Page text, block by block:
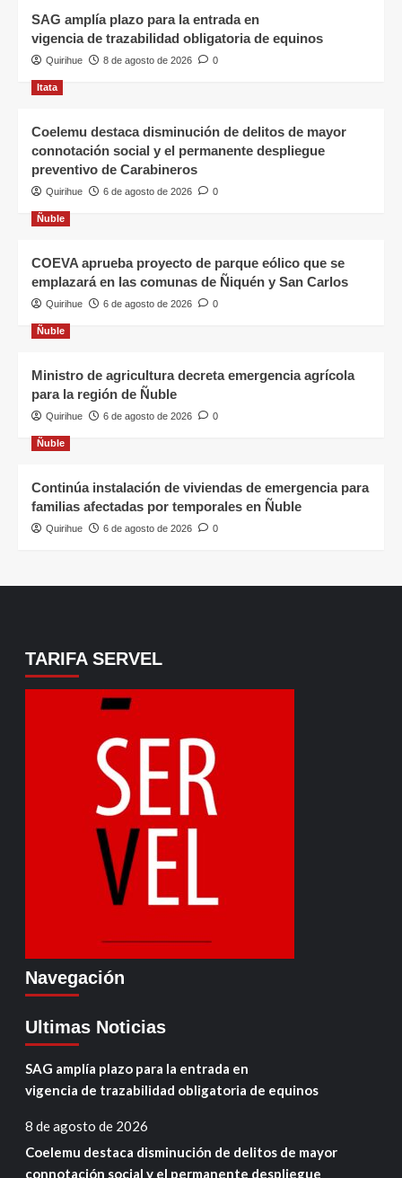
SAG amplía plazo para la entrada en
vigencia de trazabilidad obligatoria de equinos
Quirihue 8 de agosto de 2026 0
Itata
Coelemu destaca disminución de delitos de mayor
connotación social y el permanente despliegue
preventivo de Carabineros
Quirihue 6 de agosto de 2026 0
Ñuble
COEVA aprueba proyecto de parque eólico que se
emplazará en las comunas de Ñiquén y San Carlos
Quirihue 6 de agosto de 2026 0
Ñuble
Ministro de agricultura decreta emergencia agrícola
para la región de Ñuble
Quirihue 6 de agosto de 2026 0
Ñuble
Continúa instalación de viviendas de emergencia para
familias afectadas por temporales en Ñuble
Quirihue 6 de agosto de 2026 0
TARIFA SERVEL
Navegación
Ultimas Noticias
SAG amplía plazo para la entrada en
vigencia de trazabilidad obligatoria de equinos
8 de agosto de 2026
Coelemu destaca disminución de delitos de mayor
connotación social y el permanente despliegue